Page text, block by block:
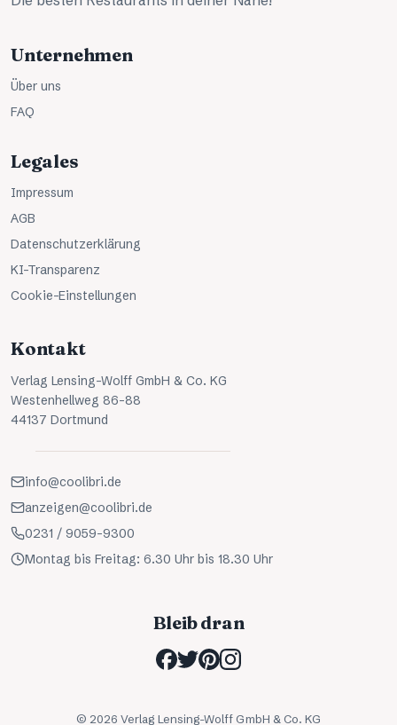
Unternehmen
Über uns
FAQ
Legales
Impressum
AGB
Datenschutzerklärung
KI-Transparenz
Cookie-Einstellungen
Kontakt
Verlag Lensing-Wolff GmbH & Co. KG
Westenhellweg 86-88
44137 Dortmund
info@coolibri.de
anzeigen@coolibri.de
0231 / 9059-9300
Montag bis Freitag: 6.30 Uhr bis 18.30 Uhr
Bleib dran
© 2026 Verlag Lensing-Wolff GmbH & Co. KG